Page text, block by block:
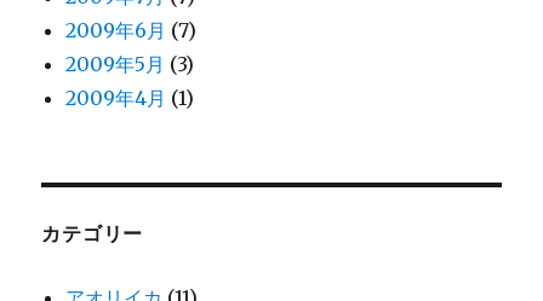
2009年6月 (7)
2009年5月 (3)
2009年4月 (1)
カテゴリー